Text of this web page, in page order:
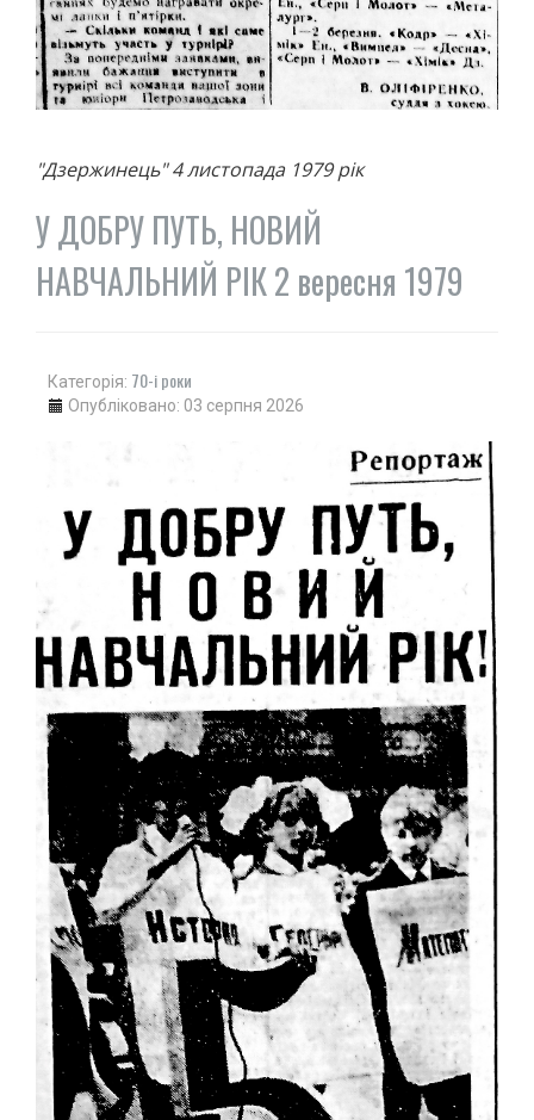
"Дзержинець" 4 листопада 1979 рік
У ДОБРУ ПУТЬ, НОВИЙ
НАВЧАЛЬНИЙ РІК 2 вересня 1979
Категорія: 70-і роки
Опубліковано: 03 серпня 2026